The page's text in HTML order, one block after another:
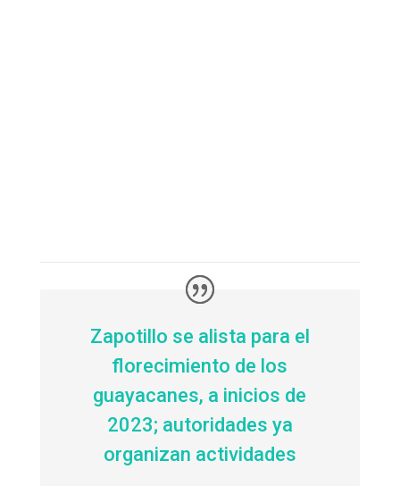
Zapotillo se alista para el
florecimiento de los
guayacanes, a inicios de
2023; autoridades ya
organizan actividades